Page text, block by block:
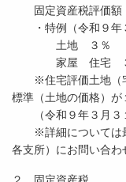
固定資産税評価額 ×
・特例（令和９年
土地 ３％
家屋 住宅 ３％
※住宅評価土地（宅
標準（土地の価格）が
（令和９年３月３
※詳細については最
各支所）にお問い合わ